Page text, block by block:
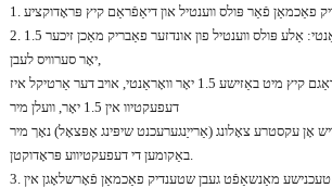
2. לאַנגע סערוויס לעבן. וואָראַנטי: אַלע פּולס ווענטיל פון אונדזער פאַבריק מאַכן זיכער 1.5
יאָר סערוויס לעבן,
אַלע ווענטילן און דיאַפֿראַגם קיץ מיט באַזישע 1.5 יאָר וואָראַנטי, אויב דער אַרטיקל איז
דעפעקטיוו אין 1.5 יאָר, וועלן מיר
אָן עקסטרע צאָלונג (אַרייַנגערעכנט שיפּינג אָפּצאָל) נאָך מיר
באַקומען די דעפעקטיווע פּראָדוקטן.
3. אונדזער פארקויף און טעכנישע מאַנשאַפֿט געבן שטענדיק פאַכמאַן פֿאָרשלאָגן אין